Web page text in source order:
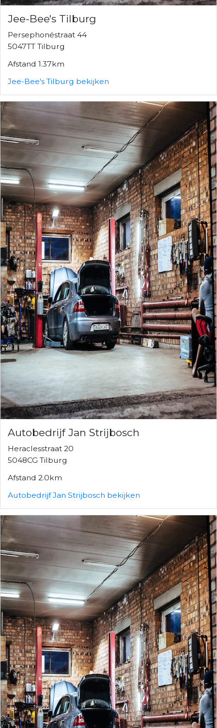
Jee-Bee's Tilburg
Persephonéstraat 44
5047TT Tilburg
Afstand 1.37km
Jee-Bee's Tilburg bekijken
Autobedrijf Jan Strijbosch
Heraclesstraat 20
5048CG Tilburg
Afstand 2.0km
Autobedrijf Jan Strijbosch bekijken